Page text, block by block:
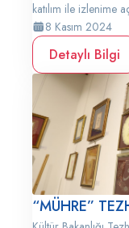
katılım ile izlenime
8 Kasım 2024
Detaylı Bilgi
“MÜHRE”